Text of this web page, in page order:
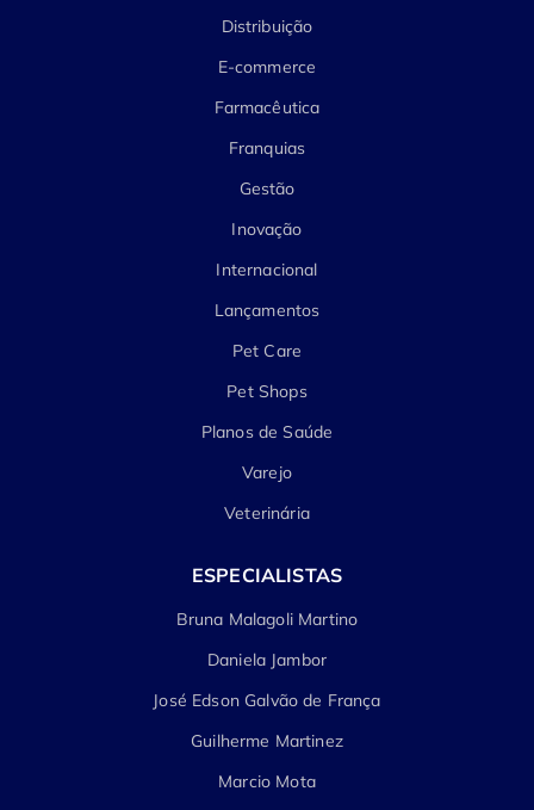
Distribuição
E-commerce
Farmacêutica
Franquias
Gestão
Inovação
Internacional
Lançamentos
Pet Care
Pet Shops
Planos de Saúde
Varejo
Veterinária
ESPECIALISTAS
Bruna Malagoli Martino
Daniela Jambor
José Edson Galvão de França
Guilherme Martinez
Marcio Mota